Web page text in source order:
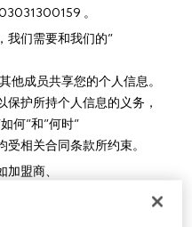
。
我们需要和我们的”
他成员共享您的个人信息。
护所持个人信息的义务，
何”和”何时”
相关合同条款所约束。
盟商、
的隐私和cookies政策，